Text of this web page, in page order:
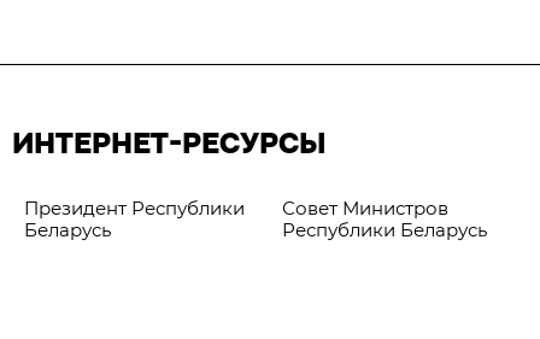
ИНТЕРНЕТ-РЕСУРСЫ
Президент Республики
Беларусь
Совет Министров
Республики Беларусь